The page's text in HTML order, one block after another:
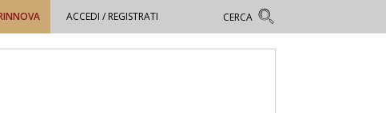
ACCEDI / REGISTRATI